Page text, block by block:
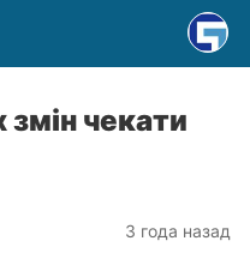
змін чекати
3 года назад